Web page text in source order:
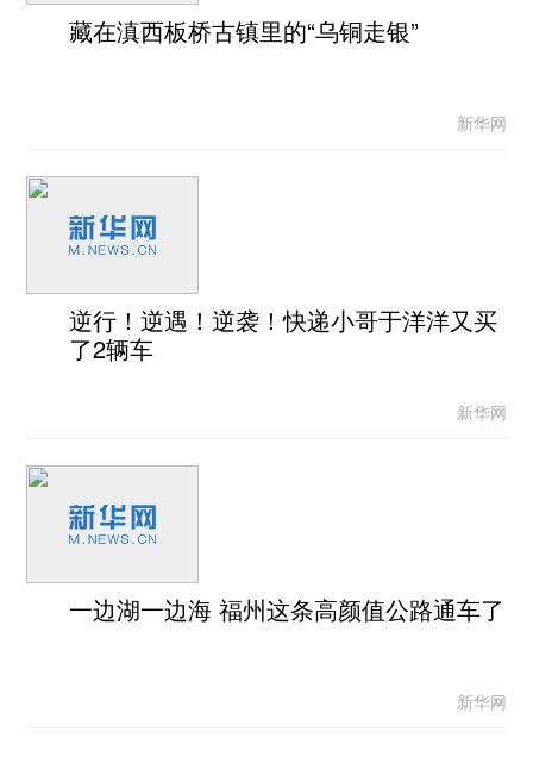
藏在滇西板桥古镇里的“乌铜走银”
新华网
逆行！逆遇！逆袭！快递小哥于洋洋又买
了2辆车
新华网
一边湖一边海 福州这条高颜值公路通车了
新华网